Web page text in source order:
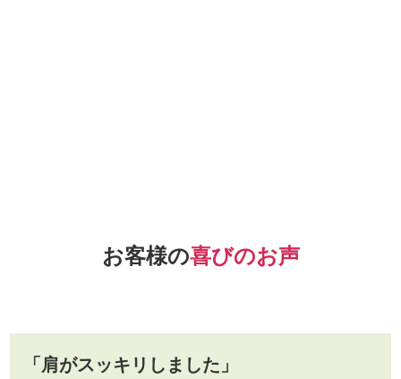
お客様の喜びのお声
「肩がスッキリしました」